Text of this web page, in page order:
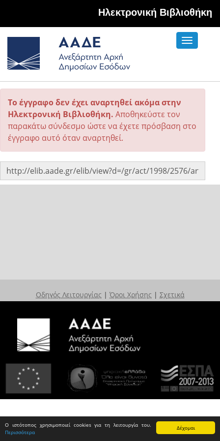
Δέχομαι
Ο ιστότοπος χρησιμοποιεί cookies για τη λειτουργία του.
Περισσότερα
Hλεκτρονική Βιβλιοθήκη
Toggle
Το έγγραφο δεν έχει αναρτηθεί ακόμα στην
Ηλεκτρονική Βιβλιοθήκη. Αποθηκεύστε τον
παρακάτω σύνδεσμο ώστε να έχετε πρόσβαση στο
έγγραφο αυτό όταν αναρτηθεί.
Οδηγός Λειτουργίας | Όροι Χρήσης | Σχετικά